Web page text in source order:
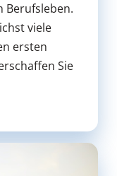
Berufsleben.
viele
ersten
Sie